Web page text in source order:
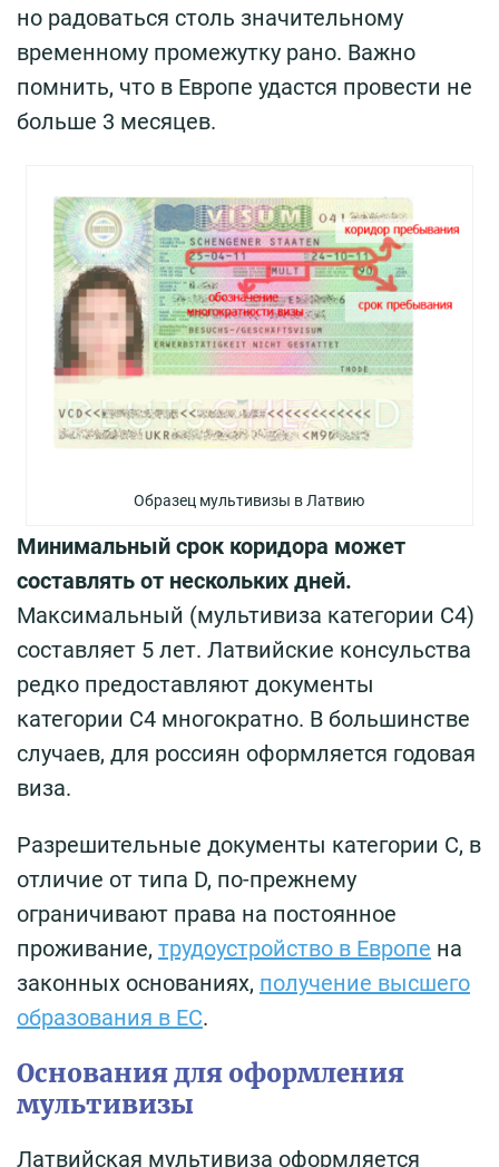
но радоваться столь значительному
временному промежутку рано. Важно
помнить, что в Европе удастся провести не
больше 3 месяцев.
Образец мультивизы в Латвию
Минимальный срок коридора может
составлять от нескольких дней.
Максимальный (мультивиза категории С4)
составляет 5 лет. Латвийские консульства
редко предоставляют документы
категории С4 многократно. В большинстве
случаев, для россиян оформляется годовая
виза.
Разрешительные документы категории С, в
отличие от типа D, по-прежнему
ограничивают права на постоянное
проживание, трудоустройство в Европе на
законных основаниях, получение высшего
образования в ЕС.
Основания для оформления
мультивизы
Латвийская мультивиза оформляется